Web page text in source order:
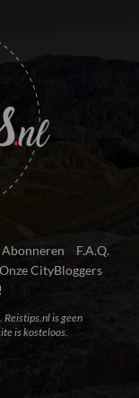
Abonneren
F.A.Q.
Onze CityBloggers
is geen
is kosteloos.